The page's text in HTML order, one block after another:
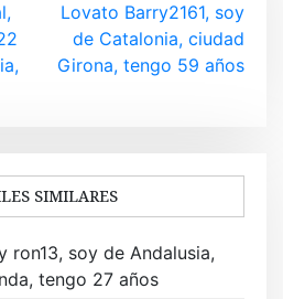
Lovato Barry2161, soy
de Catalonia, ciudad
Girona, tengo 59 años
SIMILARES
ron13, soy de Andalusia,
tengo 27 años